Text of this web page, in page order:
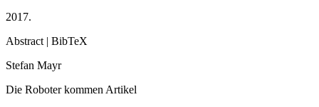
2017.
Abstract| BibTeX
Stefan Mayr
Die Roboter kommenArtikel